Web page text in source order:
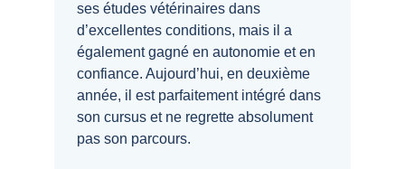
ses études vétérinaires dans
d’excellentes conditions, mais il a
également gagné en autonomie et en
confiance. Aujourd’hui, en deuxième
année, il est parfaitement intégré dans
son cursus et ne regrette absolument
pas son parcours.